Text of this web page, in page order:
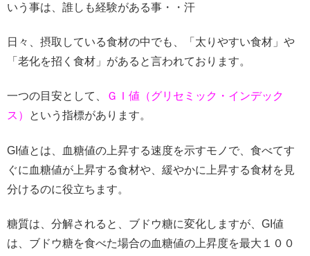
いう事は、誰しも経験がある事・・汗
日々、摂取している食材の中でも、「太りやすい食材」や
「老化を招く食材」があると言われております。
一つの目安として、
ＧＩ値（グリセミック・インデック
ス）
という指標があります。
GI値とは、血糖値の上昇する速度を示すモノで、食べてす
ぐに血糖値が上昇する食材や、緩やかに上昇する食材を見
分けるのに役立ちます。
糖質は、分解されると、ブドウ糖に変化しますが、GI値
は、ブドウ糖を食べた場合の血糖値の上昇度を最大１００